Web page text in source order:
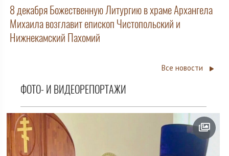
8 декабря Божественную Литургию в храме Архангела
Михаила возглавит епископ Чистопольский и
Нижнекамский Пахомий
Все новости
ФОТО- И ВИДЕОРЕПОРТАЖИ